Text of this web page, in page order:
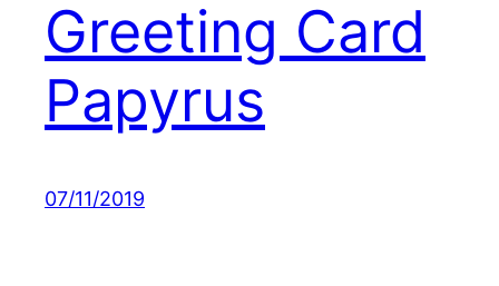
Greeting Card
Papyrus
07/11/2019